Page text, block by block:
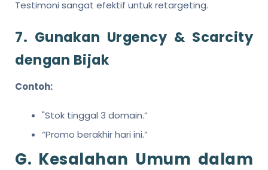
Testimoni sangat efektif untuk retargeting.
7. Gunakan Urgency & Scarcity
dengan Bijak
Contoh:
"Stok tinggal 3 domain.”
“Promo berakhir hari ini.”
G. Kesalahan Umum dalam